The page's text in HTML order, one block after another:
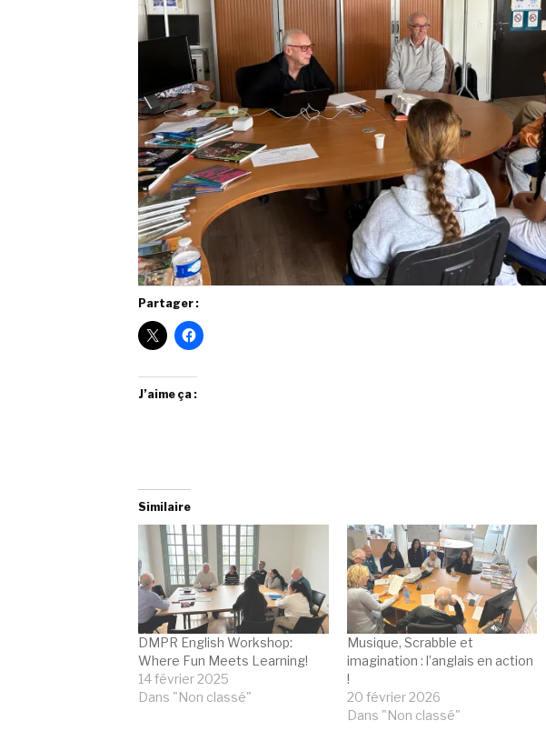
Partager :
J’aime ça :
Similaire
DMPR English Workshop:
Where Fun Meets Learning!
14 février 2025
Dans "Non classé"
Musique, Scrabble et
imagination : l’anglais en action
!
20 février 2026
Dans "Non classé"